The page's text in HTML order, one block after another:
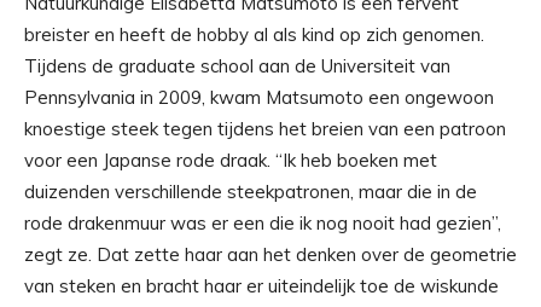
breister en heeft de hobby al als kind op zich genomen.
Tijdens de graduate school aan de Universiteit van
Pennsylvania in 2009, kwam Matsumoto een ongewoon
knoestige steek tegen tijdens het breien van een patroon
voor een Japanse rode draak. “Ik heb boeken met
duizenden verschillende steekpatronen, maar die in de
rode drakenmuur was er een die ik nog nooit had gezien”,
zegt ze. Dat zette haar aan het denken over de geometrie
van steken en bracht haar er uiteindelijk toe de wiskunde